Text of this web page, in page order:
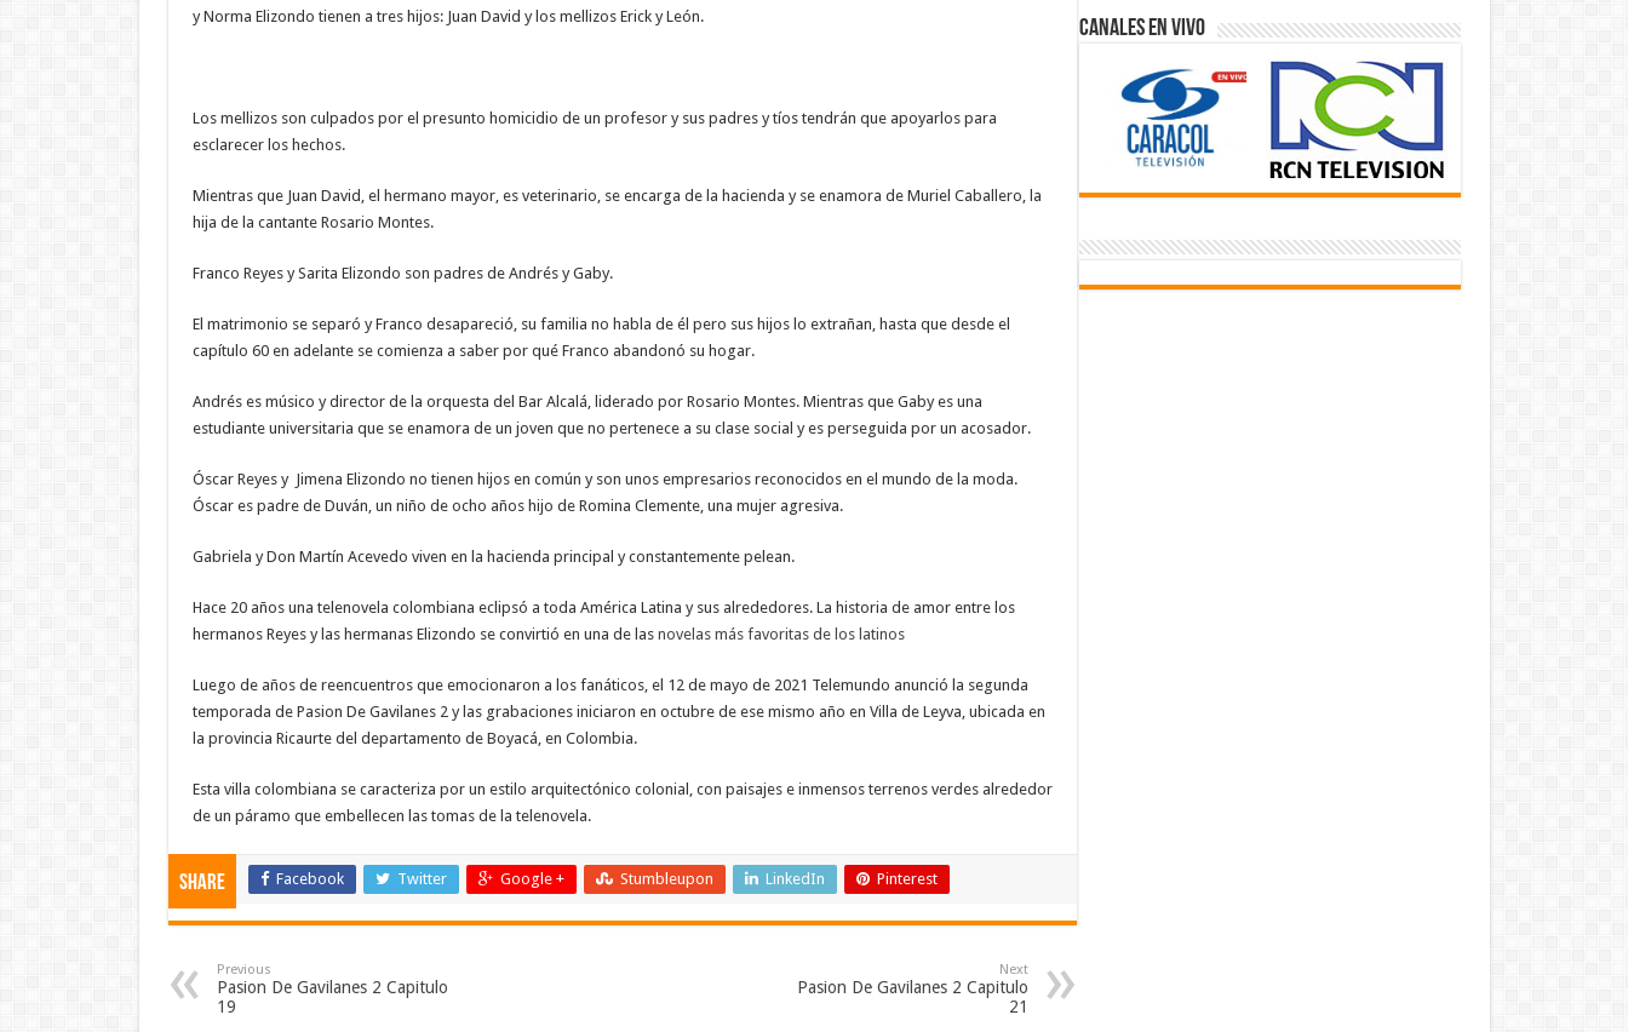
y Norma Elizondo tienen a tres hijos: Juan David y los mellizos Erick y León.
Los mellizos son culpados por el presunto homicidio de un profesor y sus padres y tíos tendrán que apoyarlos para
esclarecer los hechos.
Mientras que Juan David, el hermano mayor, es veterinario, se encarga de la hacienda y se enamora de Muriel Caballero, la
hija de la cantante Rosario Montes.
Franco Reyes y Sarita Elizondo son padres de Andrés y Gaby.
El matrimonio se separó y Franco desapareció, su familia no habla de él pero sus hijos lo extrañan, hasta que desde el
capítulo 60 en adelante se comienza a saber por qué Franco abandonó su hogar.
Andrés es músico y director de la orquesta del Bar Alcalá, liderado por Rosario Montes. Mientras que Gaby es una
estudiante universitaria que se enamora de un joven que no pertenece a su clase social y es perseguida por un acosador.
Óscar Reyes y Jimena Elizondo no tienen hijos en común y son unos empresarios reconocidos en el mundo de la moda.
Óscar es padre de Duván, un niño de ocho años hijo de Romina Clemente, una mujer agresiva.
Gabriela y Don Martín Acevedo viven en la hacienda principal y constantemente pelean.
Hace 20 años una telenovela colombiana eclipsó a toda América Latina y sus alrededores. La historia de amor entre los
hermanos Reyes y las hermanas Elizondo se convirtió en una de lasnovelas más favoritas de los latinos
Luego de años de reencuentros que emocionaron a los fanáticos, el 12 de mayo de 2021 Telemundo anunció la segunda
temporada de Pasion De Gavilanes 2 y las grabaciones iniciaron en octubre de ese mismo año en Villa de Leyva, ubicada en
la provincia Ricaurte del departamento de Boyacá, en Colombia.
Esta villa colombiana se caracteriza por un estilo arquitectónico colonial, con paisajes e inmensos terrenos verdes alrededor
de un páramo que embellecen las tomas de la telenovela.
Share Facebook Twitter Google + Stumbleupon LinkedIn Pinterest
Previous
Pasion De Gavilanes 2 Capitulo
19
Next
Pasion De Gavilanes 2 Capitulo
21
Canales En Vivo